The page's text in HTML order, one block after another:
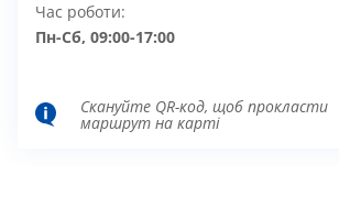
Час роботи:
Пн-Сб, 09:00-17:00
Скануйте QR-код, щоб прокласти
маршрут на карті